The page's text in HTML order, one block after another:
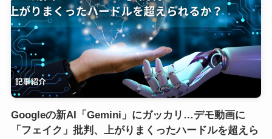
Googleの新AI「Gemini」にガッカリ…デモ動画に
「フェイク」批判、上がりまくったハードルを超えら